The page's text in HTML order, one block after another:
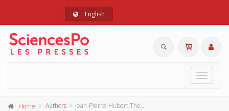
English
Toggle
Home Authors Jean-Pierre-Hubert Thomas